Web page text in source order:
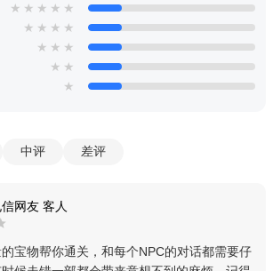
★ ★ ★ ★ ★
★ ★ ★ ★
★ ★ ★
★ ★
★
中评 差评
网友 客人
宝物帮你通关，和每个NPC的对话都需要仔